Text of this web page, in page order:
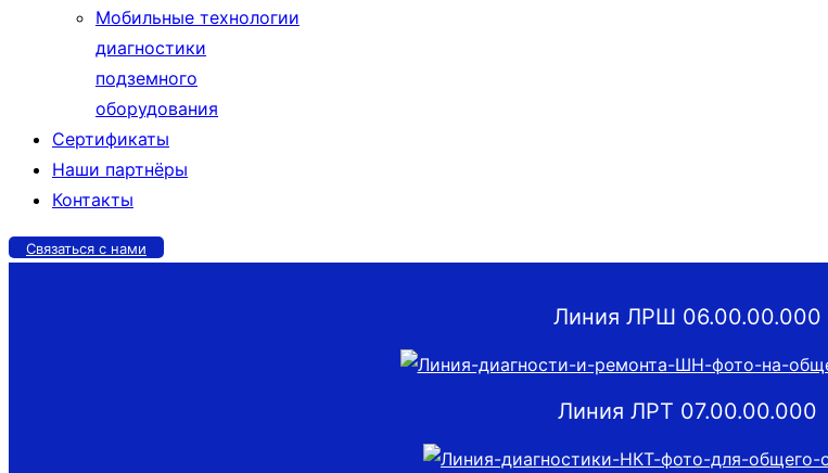
Мобильные технологии
диагностики
подземного
оборудования
Сертификаты
Наши партнёры
Контакты
Связаться с нами
Линия ЛРШ 06.00.00.000
Линия ЛРТ 07.00.00.000